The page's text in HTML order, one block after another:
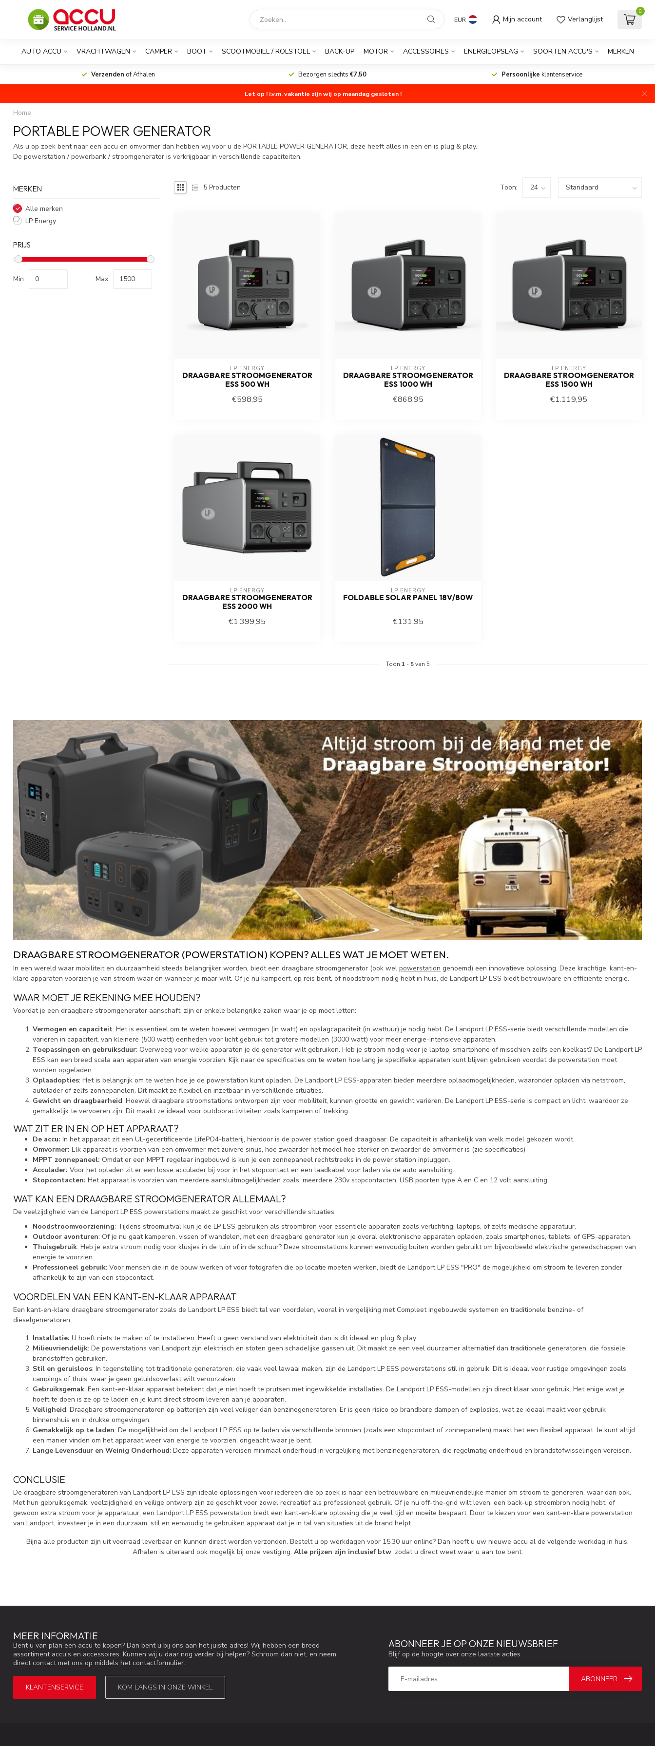
EUR Mijn account Verlanglijst
0
AUTO ACCU VRACHTWAGEN CAMPER BOOT SCOOTMOBIEL / ROLSTOEL BACK-UP MOTOR ACCESSOIRES ENERGIEOPSLAG SOORTEN ACCU'S MERKEN
Verzenden of Afhalen Bezorgen slechts€7,50 Persoonlijke klantenservice
Let op ! i.v.m. vakantie zijn wij op maandag gesloten !
Home
PORTABLE POWER GENERATOR
Als u op zoek bent naar een accu en omvormer dan hebben wij voor u de PORTABLE POWER GENERATOR, deze heeft alles in een en is plug & play.
De powerstation / powerbank / stroomgenerator is verkrijgbaar in verschillende capaciteiten.
MERKEN
Alle merken
LP Energy
PRIJS
Min Max
5 Producten Toon:
LP ENERGY
DRAAGBARE STROOMGENERATOR
ESS 500 WH
€598,95
LP ENERGY
DRAAGBARE STROOMGENERATOR
ESS 1000 WH
€868,95
LP ENERGY
DRAAGBARE STROOMGENERATOR
ESS 1500 WH
€1.119,95
LP ENERGY
DRAAGBARE STROOMGENERATOR
ESS 2000 WH
€1.399,95
LP ENERGY
FOLDABLE SOLAR PANEL 18V/80W
€131,95
Toon 1 - 5van 5
DRAAGBARE STROOMGENERATOR (POWERSTATION) KOPEN? ALLES WAT JE MOET WETEN.
In een wereld waar mobiliteit en duurzaamheid steeds belangrijker worden, biedt een draagbare stroomgenerator (ook wel powerstation genoemd) een innovatieve oplossing. Deze krachtige, kant-en-
klare apparaten voorzien je van stroom waar en wanneer je maar wilt. Of je nu kampeert, op reis bent, of noodstroom nodig hebt in huis, de Landport LP ESS biedt betrouwbare en efficiënte energie.
WAAR MOET JE REKENING MEE HOUDEN?
Voordat je een draagbare stroomgenerator aanschaft, zijn er enkele belangrijke zaken waar je op moet letten:
Vermogen en capaciteit: Het is essentieel om te weten hoeveel vermogen (in watt) en opslagcapaciteit (in wattuur) je nodig hebt. De Landport LP ESS-serie biedt verschillende modellen die
variëren in capaciteit, van kleinere (500 watt) eenheden voor licht gebruik tot grotere modellen (3000 watt) voor meer energie-intensieve apparaten.
Toepassingen en gebruiksduur: Overweeg voor welke apparaten je de generator wilt gebruiken. Heb je stroom nodig voor je laptop, smartphone of misschien zelfs een koelkast? De Landport LP
ESS kan een breed scala aan apparaten van energie voorzien. Kijk naar de specificaties om te weten hoe lang je specifieke apparaten kunt blijven gebruiken voordat de powerstation moet
worden opgeladen.
Oplaadopties: Het is belangrijk om te weten hoe je de powerstation kunt opladen. De Landport LP ESS-apparaten bieden meerdere oplaadmogelijkheden, waaronder opladen via netstroom,
autolader of zelfs zonnepanelen. Dit maakt ze flexibel en inzetbaar in verschillende situaties.
Gewicht en draagbaarheid: Hoewel draagbare stroomstations ontworpen zijn voor mobiliteit, kunnen grootte en gewicht variëren. De Landport LP ESS-serie is compact en licht, waardoor ze
gemakkelijk te vervoeren zijn. Dit maakt ze ideaal voor outdooractiviteiten zoals kamperen of trekking.
WAT ZIT ER IN EN OP HET APPARAAT?
De accu: In het apparaat zit een UL-gecertificeerde LifePO4-batterij, hierdoor is de power station goed draagbaar. De capaciteit is afhankelijk van welk model gekozen wordt.
Omvormer: Elk apparaat is voorzien van een omvormer met zuivere sinus, hoe zwaarder het model hoe sterker en zwaarder de omvormer is (zie specificaties)
MPPT zonnepaneel: Omdat er een MPPT regelaar ingebouwd is kun je een zonnepaneel rechtstreeks in de power station inpluggen.
Acculader: Voor het opladen zit er een losse acculader bij voor in het stopcontact en een laadkabel voor laden via de auto aansluiting.
Stopcontacten: Het apparaat is voorzien van meerdere aansluitmogelijkheden zoals: meerdere 230v stopcontacten, USB poorten type A en C en 12 volt aansluiting.
WAT KAN EEN DRAAGBARE STROOMGENERATOR ALLEMAAL?
De veelzijdigheid van de Landport LP ESS powerstations maakt ze geschikt voor verschillende situaties:
Noodstroomvoorziening: Tijdens stroomuitval kun je de LP ESS gebruiken als stroombron voor essentiële apparaten zoals verlichting, laptops, of zelfs medische apparatuur.
Outdoor avonturen: Of je nu gaat kamperen, vissen of wandelen, met een draagbare generator kun je overal elektronische apparaten opladen, zoals smartphones, tablets, of GPS-apparaten.
Thuisgebruik: Heb je extra stroom nodig voor klusjes in de tuin of in de schuur? Deze stroomstations kunnen eenvoudig buiten worden gebruikt om bijvoorbeeld elektrische gereedschappen van
energie te voorzien.
Professioneel gebruik: Voor mensen die in de bouw werken of voor fotografen die op locatie moeten werken, biedt de Landport LP ESS "PRO" de mogelijkheid om stroom te leveren zonder
afhankelijk te zijn van een stopcontact.
VOORDELEN VAN EEN KANT-EN-KLAAR APPARAAT
Een kant-en-klare draagbare stroomgenerator zoals de Landport LP ESS biedt tal van voordelen, vooral in vergelijking met Compleet ingebouwde systemen en traditionele benzine- of
dieselgeneratoren:
Installatie: U hoeft niets te maken of te installeren. Heeft u geen verstand van elektriciteit dan is dit ideaal en plug & play.
Milieuvriendelijk: De powerstations van Landport zijn elektrisch en stoten geen schadelijke gassen uit. Dit maakt ze een veel duurzamer alternatief dan traditionele generatoren, die fossiele
brandstoffen gebruiken.
Stil en geruisloos: In tegenstelling tot traditionele generatoren, die vaak veel lawaai maken, zijn de Landport LP ESS powerstations stil in gebruik. Dit is ideaal voor rustige omgevingen zoals
campings of thuis, waar je geen geluidsoverlast wilt veroorzaken.
Gebruiksgemak: Een kant-en-klaar apparaat betekent dat je niet hoeft te prutsen met ingewikkelde installaties. De Landport LP ESS-modellen zijn direct klaar voor gebruik. Het enige wat je
hoeft te doen is ze op te laden en je kunt direct stroom leveren aan je apparaten.
Veiligheid: Draagbare stroomgeneratoren op batterijen zijn veel veiliger dan benzinegeneratoren. Er is geen risico op brandbare dampen of explosies, wat ze ideaal maakt voor gebruik
binnenshuis en in drukke omgevingen.
Gemakkelijk op te laden: De mogelijkheid om de Landport LP ESS op te laden via verschillende bronnen (zoals een stopcontact of zonnepanelen) maakt het een flexibel apparaat. Je kunt altijd
een manier vinden om het apparaat weer van energie te voorzien, ongeacht waar je bent.
Lange Levensduur en Weinig Onderhoud: Deze apparaten vereisen minimaal onderhoud in vergelijking met benzinegeneratoren, die regelmatig onderhoud en brandstofwisselingen vereisen.
CONCLUSIE
De draagbare stroomgeneratoren van Landport LP ESS zijn ideale oplossingen voor iedereen die op zoek is naar een betrouwbare en milieuvriendelijke manier om stroom te genereren, waar dan ook.
Met hun gebruiksgemak, veelzijdigheid en veilige ontwerp zijn ze geschikt voor zowel recreatief als professioneel gebruik. Of je nu off-the-grid wilt leven, een back-up stroombron nodig hebt, of
gewoon extra stroom voor je apparatuur, een Landport LP ESS powerstation biedt een kant-en-klare oplossing die je veel tijd en moeite bespaart. Door te kiezen voor een kant-en-klare powerstation
van Landport, investeer je in een duurzaam, stil en eenvoudig te gebruiken apparaat dat je in tal van situaties uit de brand helpt.
Bijna alle producten zijn uit voorraad leverbaar en kunnen direct worden verzonden. Bestelt u op werkdagen voor 15.30 uur online? Dan heeft u uw nieuwe accu al de volgende werkdag in huis.
Afhalen is uiteraard ook mogelijk bij onze vestiging. Alle prijzen zijn inclusief btw, zodat u direct weet waar u aan toe bent.
MEER INFORMATIE
Bent u van plan een accu te kopen? Dan bent u bij ons aan het juiste adres! Wij hebben een breed
assortiment accu's en accessoires. Kunnen wij u daar nog verder bij helpen? Schroom dan niet, en neem
direct contact met ons op middels het contactformulier.
KLANTENSERVICE KOM LANGS IN ONZE WINKEL
ABONNEER JE OP ONZE NIEUWSBRIEF
Blijf op de hoogte over onze laatste acties
ABONNEER